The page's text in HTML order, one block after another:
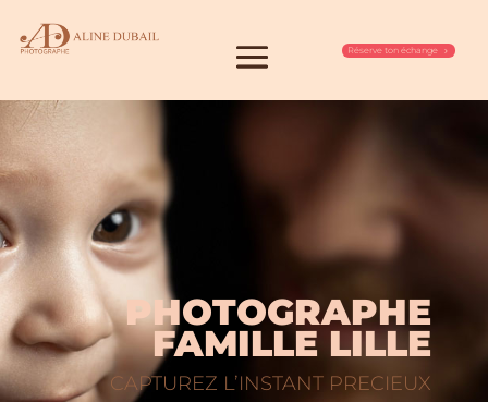
Réserve ton échange
PHOTOGRAPHE
FAMILLE LILLE
CAPTUREZ L’INSTANT PRECIEUX